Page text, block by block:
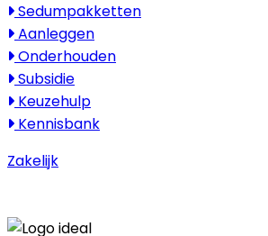
Sedumpakketten
Aanleggen
Onderhouden
Subsidie
Keuzehulp
Kennisbank
Zakelijk